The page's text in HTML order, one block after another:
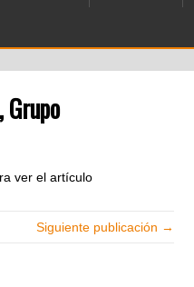
Grupo
ver el artículo
Siguiente publicación →